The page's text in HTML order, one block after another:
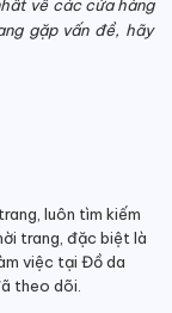
về các cửa hàng
gặp vấn đề, hãy
luôn tìm kiếm
trang, đặc biệt là
việc tại Đồ da
theo dõi.